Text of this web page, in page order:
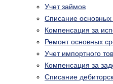
Учет займов
Списание основных
Компенсация за
Ремонт основных
Учет импортного
Компенсация за
Списание